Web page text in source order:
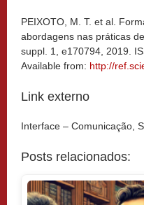
PEIXOTO, M. T. et al.
abordagens nas práticas
suppl. 1, e170794, 2019.
Available from: http://
Link externo
Interface – Comunicação,
Posts relacionados: